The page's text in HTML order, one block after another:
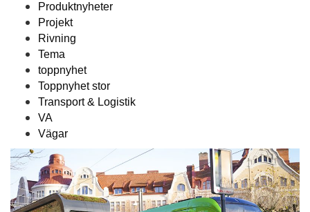
Produktnyheter
Projekt
Rivning
Tema
toppnyhet
Toppnyhet stor
Transport & Logistik
VA
Vägar